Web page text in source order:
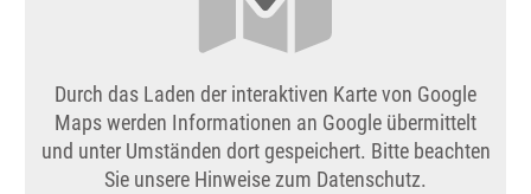
Durch das Laden der interaktiven Karte von Google
Maps werden Informationen an Google übermittelt
und unter Umständen dort gespeichert. Bitte beachten
Sie unsere Hinweise zum Datenschutz.